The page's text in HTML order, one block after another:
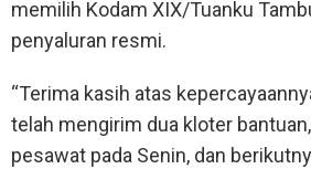
memilih Kodam XIX/Tuanku
penyaluran resmi.
“Terima kasih atas
telah mengirim dua kloter
pesawat pada Senin, dan